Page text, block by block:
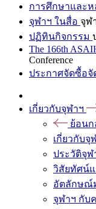
การศึกษาและ
จุฬาฯ ในสื่อ จุฬ
ปฏิทินกิจกรรม
The 166th
Conference
ประกาศจัดซื้อจั
เกี่ยวกับจุฬาฯ
ย้อนก
เกี่ยวกับจุ
ประวัติจุฬ
วิสัยทัศน์
อัตลักษณ์
จุฬาฯ กับ